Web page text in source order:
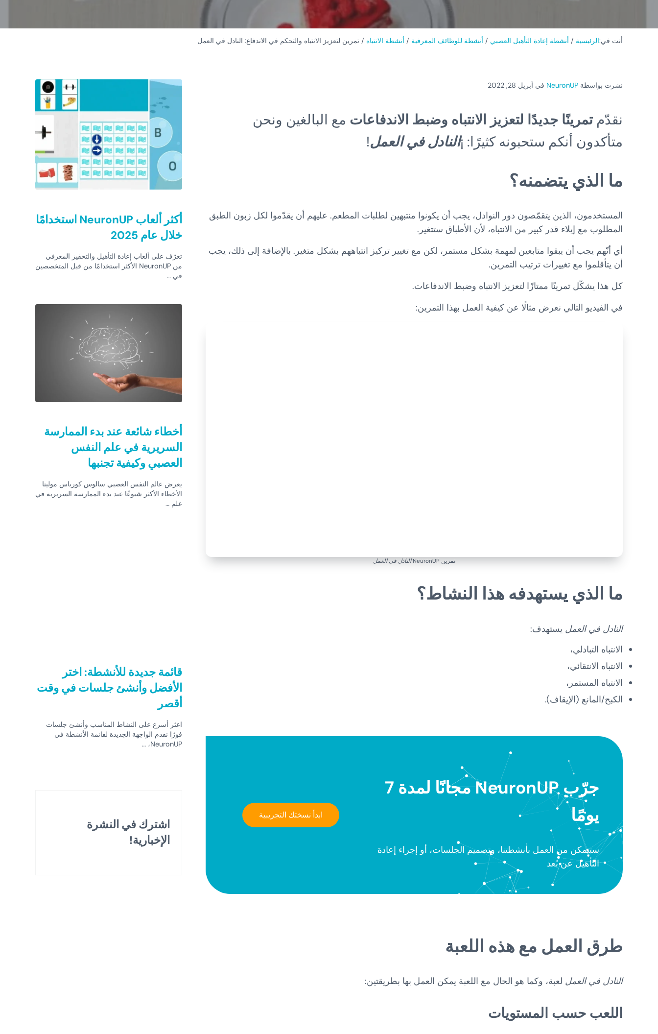
أنت في:الرئيسية / أنشطة إعادة التأهيل العصبي / أنشطة للوظائف المعرفية / أنشطة الانتباه / تمرين لتعزيز الانتباه والتحكم في الاندفاع: النادل في العمل
نشرت بواسطة NeuronUP في أبريل 28, 2022
نقدّم تمرينًا جديدًا لتعزيز الانتباه وضبط الاندفاعات مع البالغين ونحن
متأكدون أنكم ستحبونه كثيرًا: ¡النادل في العمل!
ما الذي يتضمنه؟
المستخدمون، الذين يتقمّصون دور النوادل، يجب أن يكونوا منتبهين لطلبات المطعم. عليهم أن يقدّموا لكل زبون الطبق
المطلوب مع إيلاء قدر كبير من الانتباه، لأن الأطباق ستتغير.
أي أنّهم يجب أن يبقوا متابعين لمهمة بشكل مستمر، لكن مع تغيير تركيز انتباههم بشكل متغير. بالإضافة إلى ذلك، يجب
أن يتأقلموا مع تغييرات ترتيب التمرين.
كل هذا يشكّل تمرينًا ممتازًا لتعزيز الانتباه وضبط الاندفاعات.
في الفيديو التالي نعرض مثالًا عن كيفية العمل بهذا التمرين:
تمرين NeuronUP النادل في العمل
ما الذي يستهدفه هذا النشاط؟
النادل في العمل يستهدف:
الانتباه التبادلي،
الانتباه الانتقائي،
الانتباه المستمر،
الكبح/المانع (الإيقاف).
جرّب NeuronUP مجانًا لمدة 7
يومًا
ستتمكن من العمل بأنشطتنا، وتصميم الجلسات، أو إجراء إعادة
التأهيل عن بُعد
ابدأ نسختك التجريبية
طرق العمل مع هذه اللعبة
النادل في العمل لعبة، وكما هو الحال مع اللعبة يمكن العمل بها بطريقتين:
اللعب حسب المستويات
Sidebar
أكثر ألعاب NeuronUP استخدامًا
خلال عام 2025
تعرّف على ألعاب إعادة التأهيل والتحفيز المعرفي
من NeuronUP الأكثر استخدامًا من قبل المتخصصين
في …
أخطاء شائعة عند بدء الممارسة
السريرية في علم النفس
العصبي وكيفية تجنبها
يعرض عالم النفس العصبي سالوس كورباس مولينا
الأخطاء الأكثر شيوعًا عند بدء الممارسة السريرية في
علم …
قائمة جديدة للأنشطة: اختر
الأفضل وأنشئ جلسات في وقت
أقصر
اعثر أسرع على النشاط المناسب وأنشئ جلسات
فورًا نقدم الواجهة الجديدة لقائمة الأنشطة في
NeuronUP، …
اشترك في النشرة
الإخبارية!